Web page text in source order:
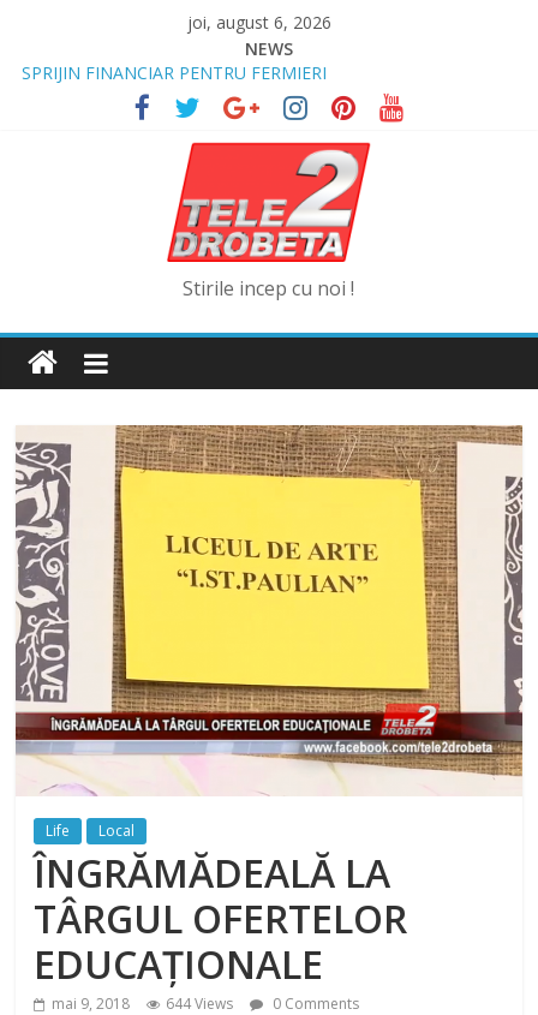
content
joi, august 6, 2026
NEWS
SPRIJIN FINANCIAR PENTRU FERMIERI
„DRAGOSTE ÎN FĂURAR”
NOUL COD RUTIER A INTRAT ÎN VIGOARE!
MII DE ȚIGARETE DE CONTRABANDĂ, CONFISCATE DE
BĂUT, DROGAT ȘI FĂRĂ PERMIS, LA VOLAN
Stirile incep cu noi !
Life Local
ÎNGRĂMĂDEALĂ LA
TÂRGUL OFERTELOR
EDUCAŢIONALE
mai 9, 2018 644 Views 0 Comments